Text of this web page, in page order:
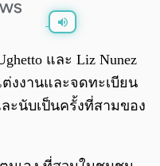
และ Liz Nunez
งงานและจดทะเบียน
ละนับเป็นครั้งที่สามของ